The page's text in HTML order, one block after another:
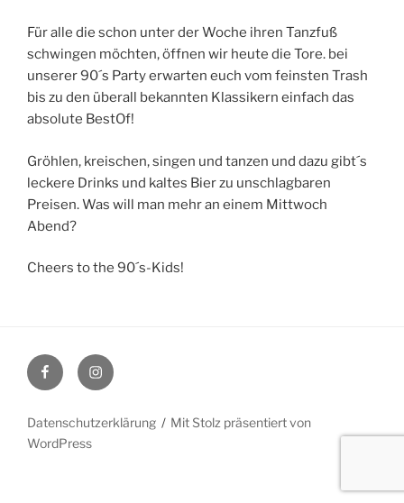
Für alle die schon unter der Woche ihren Tanzfuß
schwingen möchten, öffnen wir heute die Tore. bei
unserer 90´s Party erwarten euch vom feinsten Trash
bis zu den überall bekannten Klassikern einfach das
absolute BestOf!
Gröhlen, kreischen, singen und tanzen und dazu gibt´s
leckere Drinks und kaltes Bier zu unschlagbaren
Preisen. Was will man mehr an einem Mittwoch
Abend?
Cheers to the 90´s-Kids!
FacebookInstagram
Datenschutzerklärung
Mit Stolz präsentiert von
WordPress